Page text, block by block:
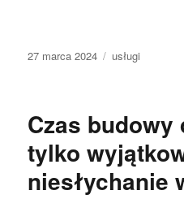
Data
27 marca 2024 Kategorie
usługi
Czas
tylko
niesłychanie